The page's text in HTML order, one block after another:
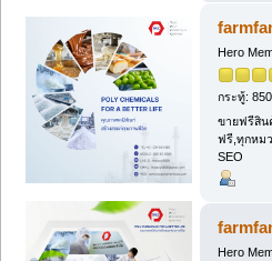
Hero
กระทู้:
ขายฟรีสิน
ฟรี,ทุกหม
SEO
Hero